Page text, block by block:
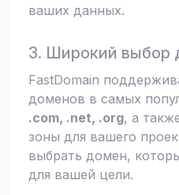
ваших данных.
3. Широкий выбор
FastDomain
доменов в самых
.com, .net, .org, а
зоны для вашего
выбрать домен,
для вашей цели.